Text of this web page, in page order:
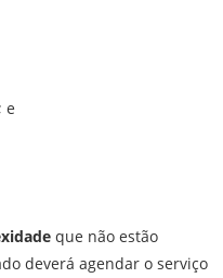
e
que não estão
deverá agendar o serviço